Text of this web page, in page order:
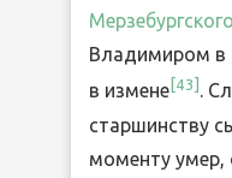
Мерзебургского
Владимиром в
в измене 43 .
старшинству
моменту умер,